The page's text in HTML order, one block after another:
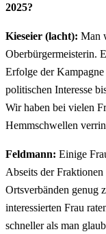
2025?
Kieseier (lacht): Man
Oberbürgermeisterin.
Erfolge der
politischen Interesse
Wir haben bei vielen
Hemmschwellen
Feldmann: Einige
Abseits der
Ortsverbänden genug
interessierten Frau
schneller als man